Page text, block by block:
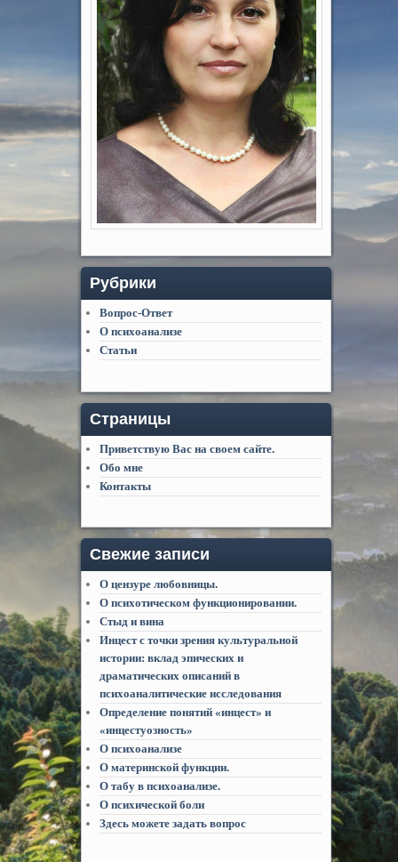
Рубрики
Вопрос-Ответ
О психоанализе
Статьи
Страницы
Приветствую Вас на своем сайте.
Обо мне
Контакты
Свежие записи
О цензуре любовницы.
О психотическом функционировании.
Стыд и вина
Инцест с точки зрения культуральной
истории: вклад эпических и
драматических описаний в
психоаналитические исследования
Определение понятий «инцест» и
«инцестуозность»
О психоанализе
О материнской функции.
О табу в психоанализе.
О психической боли
Здесь можете задать вопрос